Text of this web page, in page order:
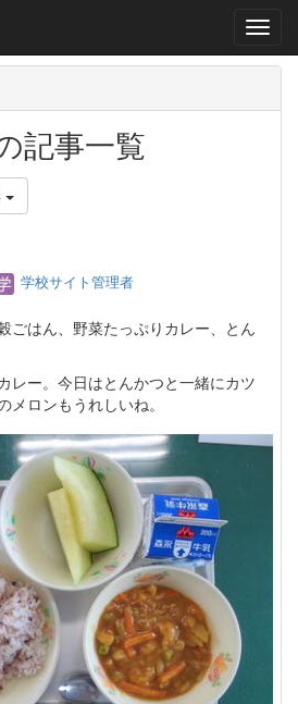
記事一覧
学校サイト管理者
ごはん、野菜たっぷりカレー、とん
レー。今日はとんかつと一緒にカツ
ロンもうれしいね。